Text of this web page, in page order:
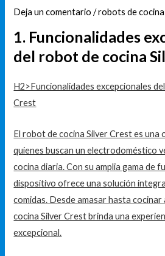
Deja un comentario /robots de cocina
1. Funcionalidades
del robot de cocina
H2>Funcionalidades excepcionales
Crest
El robot de cocina Silver Crest es una
quienes buscan un electrodoméstico
cocina diaria. Con su amplia gama de
dispositivo ofrece una solución
comidas. Desde amasar hasta
cocina Silver Crest brinda una
excepcional.